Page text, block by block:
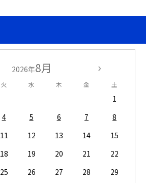
2026年8月
火 水 木 金 土
1
4 5 6 7
8
11 12 13 14
15
18 19 20 21
22
25 26 27 28
29